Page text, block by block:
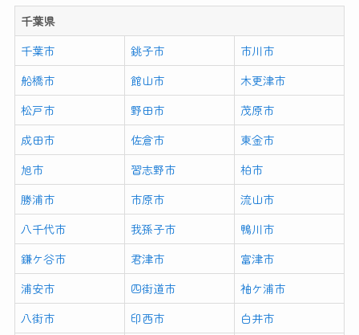
千葉県
千葉市
銚子市
市川市
船橋市
館山市
木更津市
松戸市
野田市
茂原市
成田市
佐倉市
東金市
旭市
習志野市
柏市
勝浦市
市原市
流山市
八千代市
我孫子市
鴨川市
鎌ケ谷市
君津市
富津市
浦安市
四街道市
袖ケ浦市
八街市
印西市
白井市